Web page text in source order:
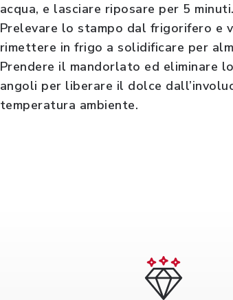
acqua, e lasciare riposare per 5
Prelevare lo stampo dal frigorifero e
rimettere in frigo a solidificare per
Prendere il mandorlato ed eliminare
angoli per liberare il dolce
temperatura ambiente.